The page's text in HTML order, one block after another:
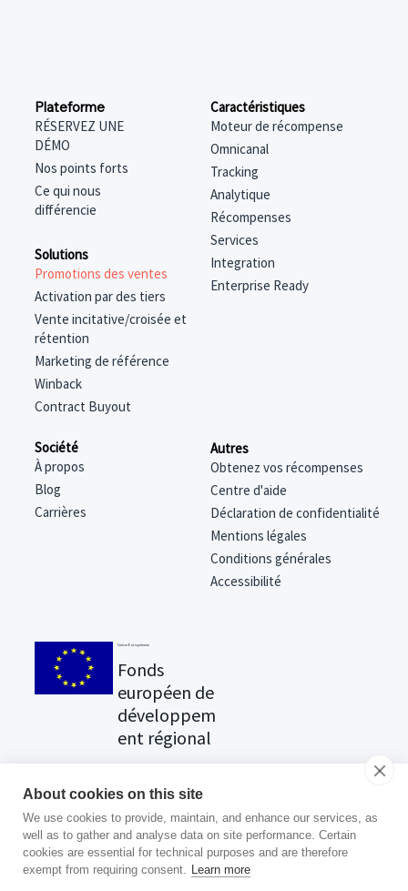
Plateforme
RÉSERVEZ UNE
DÉMO
Nos points forts
Ce qui nous
différencie
Solutions
Promotions des ventes
Activation par des tiers
Vente incitative/croisée et
rétention
Marketing de référence
Winback
Contract Buyout
Caractéristiques
Moteur de récompense
Omnicanal
Tracking
Analytique
Récompenses
Services
Integration
Enterprise Ready
Société
À propos
Blog
Carrières
Autres
Obtenez vos récompenses
Centre d'aide
Déclaration de confidentialité
Mentions légales
Conditions générales
Accessibilité
Union Européenne
Fonds
européen de
développem
ent régional
Vous cherchez votre
récompense ?Cliquez ici.
About cookies on this site
We use cookies to provide, maintain, and enhance our services, as
well as to gather and analyse data on site performance. Certain
cookies are essential for technical purposes and are therefore
exempt from requiring consent. Learn more